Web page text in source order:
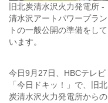
旧北炭清水沢火力発電所 -
清水沢アートパワープラン
トの一般公開の準備をして
います。
今日9月27日、HBCテレビ
「今日ドキッ！」で、旧北
炭清水沢火力発電所からの